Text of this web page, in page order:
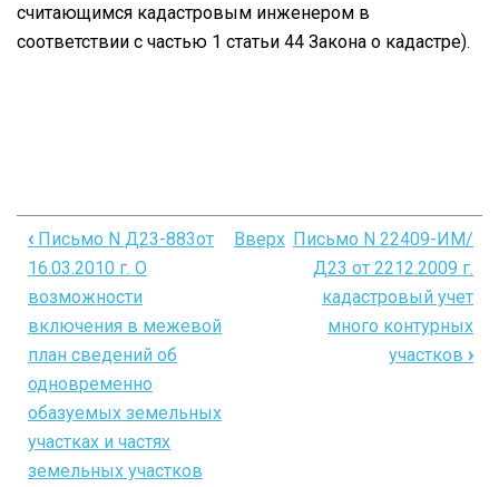
считающимся кадастровым инженером в
соответствии с частью 1 статьи 44 Закона о кадастре).
Перекрёстные
ссылки
книги
для
Письмо
№14-
601-
‹ Письмо N Д23-883от
16.03.2010 г. О
возможности
включения в межевой
план сведений об
одновременно
обазуемых земельных
участках и частях
земельных участков
Вверх Письмо N 22409-ИМ/
Д23 от 2212.2009 г.
кадастровый учет
много контурных
участков ›